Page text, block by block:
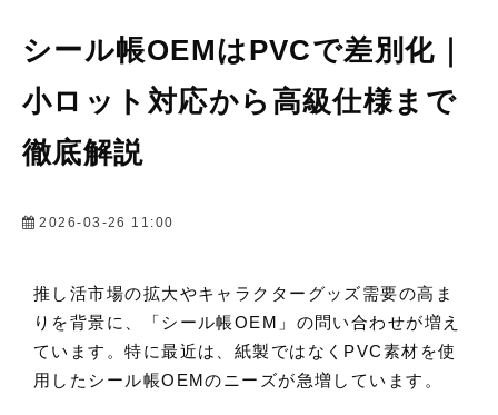
シール帳OEMはPVCで差別化｜
小ロット対応から高級仕様まで
徹底解説
2026-03-26 11:00
推し活市場の拡大やキャラクターグッズ需要の高ま
りを背景に、「シール帳OEM」の問い合わせが増え
ています。特に最近は、紙製ではなくPVC素材を使
用したシール帳OEMのニーズが急増しています。